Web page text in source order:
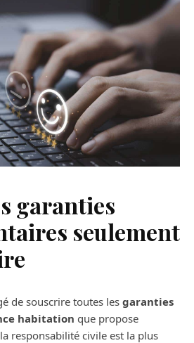
garanties
seulement
de souscrire toutes les garanties
habitation que propose
responsabilité civile est la plus